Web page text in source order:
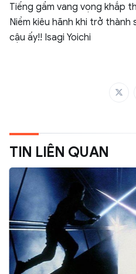
Tiếng gầm vang vọng khắp
Niềm kiêu hãnh khi trở
cậu ấy!! Isagi Yoichi
TIN LIÊN QUAN